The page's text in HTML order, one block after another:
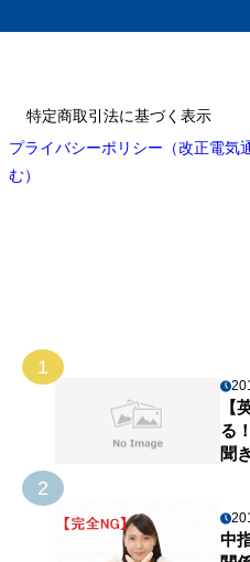
特定商取引法に基づく表示
プライバシーポリシー（改正電気
む）
1
【
る
聞
2
中